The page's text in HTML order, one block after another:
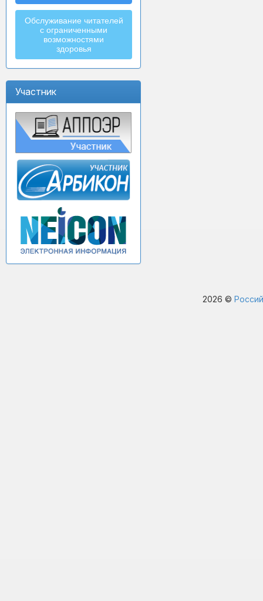
Обслуживание читателей
с ограниченными
возможностями
здоровья
Участник
2026 ©